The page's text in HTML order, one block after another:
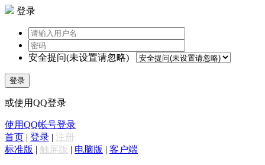
登录
安全提问(未设置请忽略)
登录
或使用QQ登录
使用QQ帐号登录
首页 | 登录 | 注册
标准版 | 触屏版 | 电脑版 | 客户端